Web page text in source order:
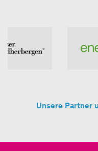
Unsere Partner